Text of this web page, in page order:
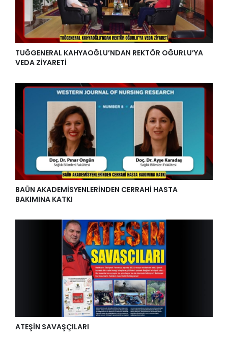
TUĞGENERAL KAHYAOĞLU’NDAN REKTÖR OĞURLU’YA
VEDA ZİYARETİ
BAÜN AKADEMİSYENLERİNDEN CERRAHİ HASTA
BAKIMINA KATKI
ATEŞİN SAVAŞÇILARI